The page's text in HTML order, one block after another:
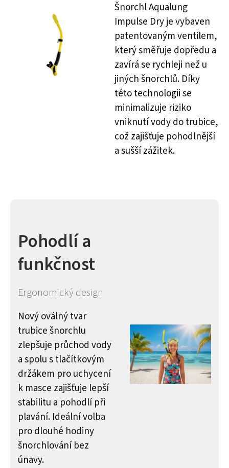
Šnorchl Aqualung
Impulse Dry je vybaven
patentovaným ventilem,
který směřuje dopředu a
zavírá se rychleji než u
jiných šnorchlů. Díky
této technologii se
minimalizuje riziko
vniknutí vody do trubice,
což zajišťuje pohodlnější
a sušší zážitek.
Pohodlí a
funkčnost
Ergonomický design
Nový oválný tvar
trubice šnorchlu
zlepšuje průchod vody
a spolu s tlačítkovým
držákem pro uchycení
k masce zajišťuje lepší
stabilitu a pohodlí při
plavání. Ideální volba
pro dlouhé hodiny
šnorchlování bez
únavy.